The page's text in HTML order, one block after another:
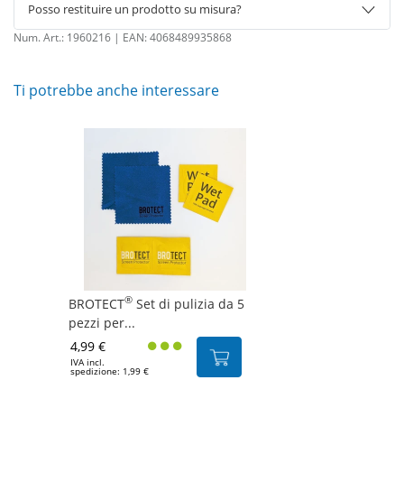
Posso restituire un prodotto su misura?
Num. Art.: 1960216 | EAN:4068489935868
Ti potrebbe anche interessare
BROTECT® Set di pulizia da 5
pezzi per...
4,99 €
IVA incl.
spedizione: 1,99 €